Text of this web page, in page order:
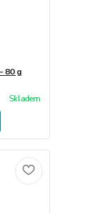
80 g
Skladem